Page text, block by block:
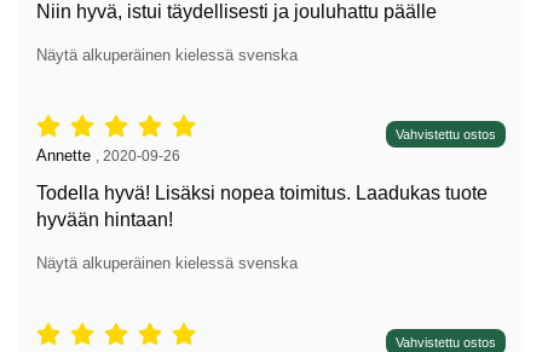
Niin hyvä, istui täydellisesti ja jouluhattu päälle
Näytä alkuperäinen kielessä svenska
Arvostelu: 5 tähdet / 5, Vahvistettu ostos
Arvostelun kirjoittaja:
Annette 2020-09-26
Todella hyvä! Lisäksi nopea toimitus. Laadukas tuote
hyvään hintaan!
Näytä alkuperäinen kielessä svenska
Arvostelu: 5 tähdet / 5, Vahvistettu ostos